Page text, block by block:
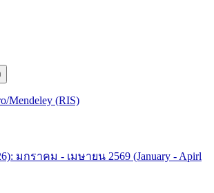
Mendeley (RIS)
มกราคม - เมษายน 2569 (January - Apirl